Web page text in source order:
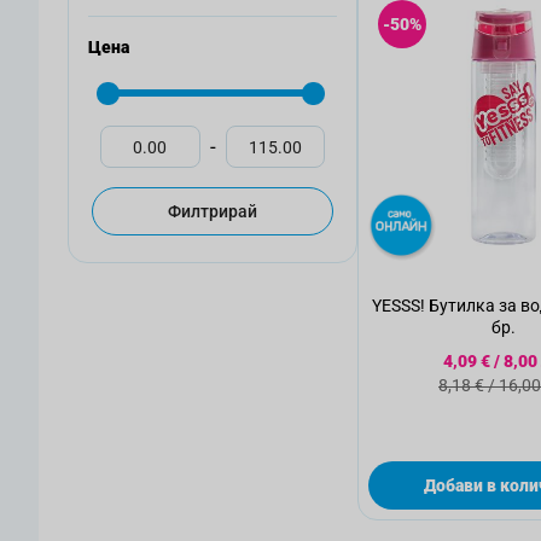
Цена
-
Филтрирай
-50%
YESSS! Бутилка за
бр.
4,09 €/8,00
8,18 €/
Добави в